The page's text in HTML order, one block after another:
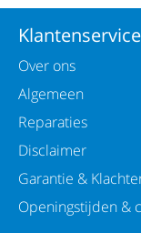
Klantenservice
Over ons
Algemeen
Reparaties
Disclaimer
Garantie &
Openingstijden &